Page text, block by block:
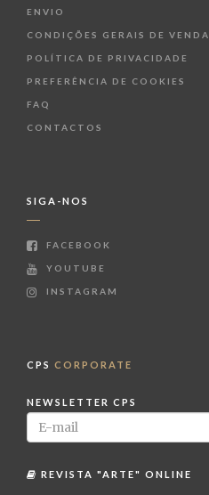
ENVIO
CONDIÇÕES GERAIS DE VENDA
POLÍTICA DE PRIVACIDADE
PREFERÊNCIA DE COOKIES
FAQ
CONTACTOS
SIGA-NOS
FACEBOOK
YOUTUBE
INSTAGRAM
CPS CORPORATE
NEWSLETTER CPS
REVISTA "ARTE" ONLINE